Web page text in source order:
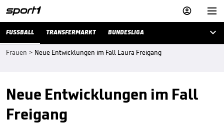


FUSSBALL TRANSFERMARKT BUNDESLIGA 
Frauen > Neue Entwicklungen im Fall Laura Freigang
Neue Entwicklungen im Fall
Freigang